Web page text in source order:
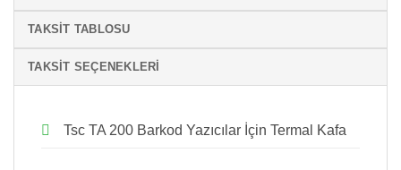
TAKSIT TABLOSU
TAKSIT SEÇENEKLERI
Tsc TA 200 Barkod Yazıcılar İçin Termal Kafa